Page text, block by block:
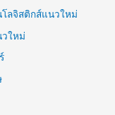
ลจิสติกส์แนวใหม่
ใหม่